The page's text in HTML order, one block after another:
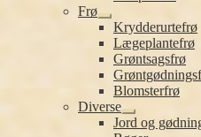
Frø
Udfold
undermenu
Krydderurtefrø
Lægeplantefrø
Grøntsagsfrø
Blomsterfrø
Diverse
Udfold
undermenu
Jord og